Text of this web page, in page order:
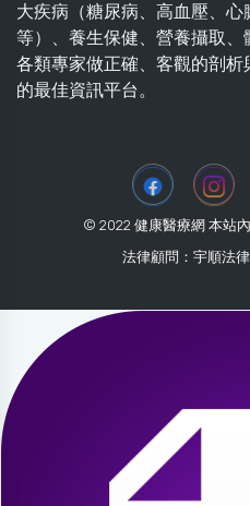
大疾病（糖尿病、高血壓、
等）、養生保健、營養攝取
各類專家做正確、客觀的剖
的最佳資訊平台。
© 2022 健康醫療網 本站
法律顧問：宇順法